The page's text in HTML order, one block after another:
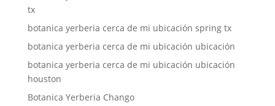
tx
botanica yerberia cerca de mi ubicación spring tx
botanica yerberia cerca de mi ubicación ubicación
botanica yerberia cerca de mi ubicación ubicación
houston
Botanica Yerberia Chango